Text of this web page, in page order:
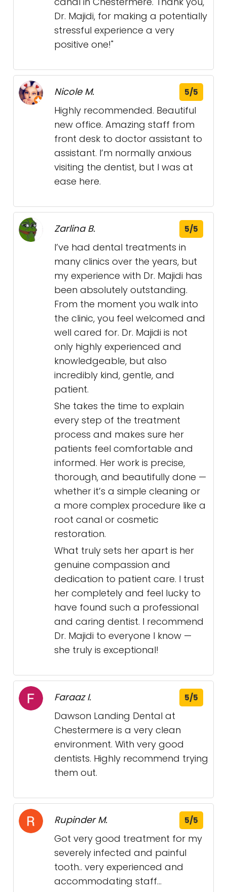
Dr. Majidi, for making a potentially
stressful experience a very
positive one!"
Nicole M. 5/5
Highly recommended. Beautiful
new office. Amazing staff from
front desk to doctor assistant to
assistant. I’m normally anxious
visiting the dentist, but I was at
ease here.
Zarlina B. 5/5
I’ve had dental treatments in
many clinics over the years, but
my experience with Dr. Majidi has
been absolutely outstanding.
From the moment you walk into
the clinic, you feel welcomed and
well cared for. Dr. Majidi is not
only highly experienced and
knowledgeable, but also
incredibly kind, gentle, and
patient.
She takes the time to explain
every step of the treatment
process and makes sure her
patients feel comfortable and
informed. Her work is precise,
thorough, and beautifully done —
whether it’s a simple cleaning or
a more complex procedure like a
root canal or cosmetic
restoration.
What truly sets her apart is her
genuine compassion and
dedication to patient care. I trust
her completely and feel lucky to
have found such a professional
and caring dentist. I recommend
Dr. Majidi to everyone I know —
she truly is exceptional!
Faraaz I. 5/5
Dawson Landing Dental at
Chestermere is a very clean
environment. With very good
dentists. Highly recommend trying
them out.
Rupinder M. 5/5
Got very good treatment for my
severely infected and painful
tooth.. very experienced and
accommodating staff...